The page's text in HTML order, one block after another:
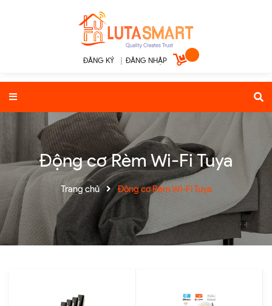
ĐĂNG KÝ ĐĂNG NHẬP
Động cơ Rèm Wi-Fi Tuya
Trang chủ Động cơ Rèm Wi-Fi Tuya